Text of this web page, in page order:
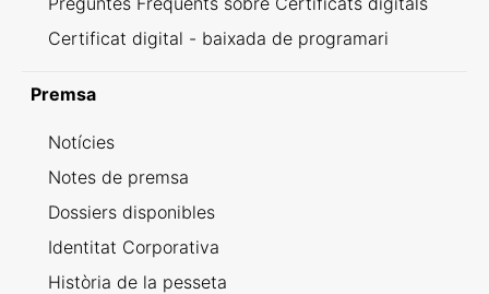
Certificat digital - baixada de programari
Premsa
Notícies
Notes de premsa
Dossiers disponibles
Identitat Corporativa
Història de la pesseta